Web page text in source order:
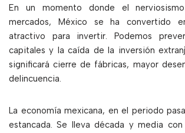
En un momento donde el
mercados, México se ha convertido
atractivo para invertir. Podemos
capitales y la caída de la inversión
significará cierre de fábricas, mayor
delincuencia.
La economía mexicana, en el periodo
estancada. Se lleva década y media